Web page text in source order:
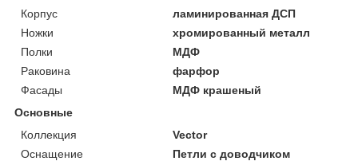
Корпус
ламинированная ДСП
Ножки
хромированный металл
Полки
МДФ
Раковина
фарфор
Фасады
МДФ крашеный
Основные
Коллекция
Vector
Оснащение
Петли с доводчиком